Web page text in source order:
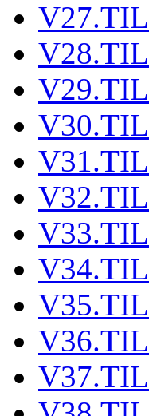
V27.TIL
V28.TIL
V29.TIL
V30.TIL
V31.TIL
V32.TIL
V33.TIL
V34.TIL
V35.TIL
V36.TIL
V37.TIL